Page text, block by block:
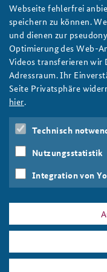
Anfahrt
Freundeskreis
Deutsches Forum
Arbeitskreis "Junge
Das
Newsletter-Archiv
am 4. Dezember
Am 4. Dezember
Sicherheitspolitischen
aktuelle Fragen
Verteidigung. Hier
merz.de/Tobias Koch
weiter
Friedrich Merz,
Bundestag,
Waffenlieferungen
Gespräch
Sicherheitsstrategie
PRESSE
Webseite fehlerfrei
speichern zu können.
und dienen zur
Optimierung des Web-
Videos transferieren wir
Adressraum. Ihr
Seite Privatsphäre
hier.
Technisch
Nutzungsstatistik
Integration von